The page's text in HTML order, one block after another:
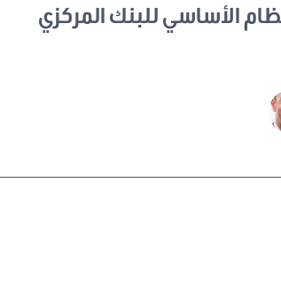
الأساسي للبنك المركزي